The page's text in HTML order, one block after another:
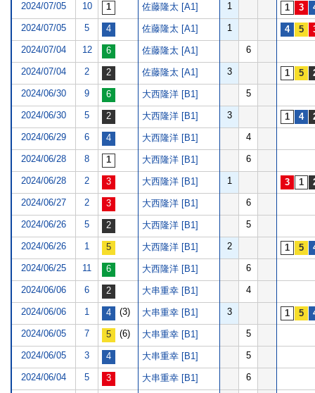
2024/07/05 10 佐藤隆太 [A1] 1
2024/07/05 5 佐藤隆太 [A1] 1
2024/07/04 12 佐藤隆太 [A1] 6
2024/07/04 2 佐藤隆太 [A1] 3
2024/06/30 9 大西隆洋 [B1] 5
2024/06/30 5 大西隆洋 [B1] 3
2024/06/29 6 大西隆洋 [B1] 4
2024/06/28 8 大西隆洋 [B1] 6
2024/06/28 2 大西隆洋 [B1] 1
2024/06/27 2 大西隆洋 [B1] 6
2024/06/26 5 大西隆洋 [B1] 5
2024/06/26 1 大西隆洋 [B1] 2
2024/06/25 11 大西隆洋 [B1] 6
2024/06/06 6 大串重幸 [B1] 4
2024/06/06 1 (3) 大串重幸 [B1] 3
2024/06/05 7 (6) 大串重幸 [B1] 5
2024/06/05 3 大串重幸 [B1] 5
2024/06/04 5 大串重幸 [B1] 6